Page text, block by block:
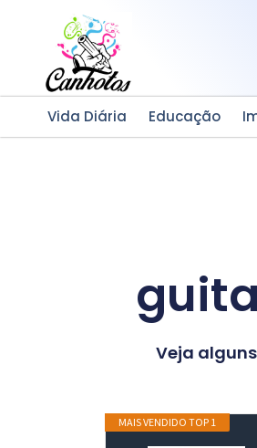
conteúdo
Vida Diária Educação
Veja
MAIS VENDIDO TOP 1